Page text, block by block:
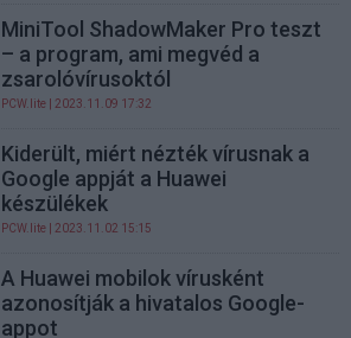
MiniTool ShadowMaker Pro teszt
– a program, ami megvéd a
zsarolóvírusoktól
PCW.lite | 2023.11.09 17:32
Kiderült, miért nézték vírusnak a
Google appját a Huawei
készülékek
PCW.lite | 2023.11.02 15:15
A Huawei mobilok vírusként
azonosítják a hivatalos Google-
appot